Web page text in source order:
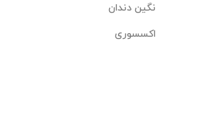
نگین دندان
اکسسوری